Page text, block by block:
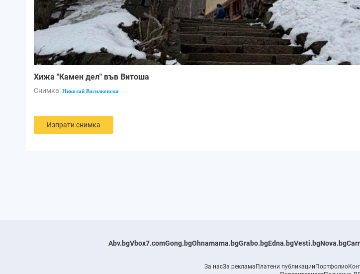
Хижа "Камен дел" във Витоша
Снимка: Николай Василковски
Изпрати снимка
Abv.bgVbox7.comGong.bgOhnamama.bgGrabo.bgEdna.bgVesti.bgNova.bg
За насЗа рекламаПлатени публикацииПортфолио